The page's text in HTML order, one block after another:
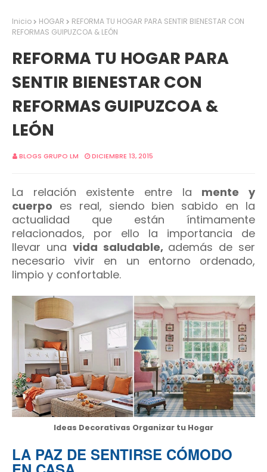
Inicio HOGAR
REFORMA TU HOGAR PARA SENTIR BIENESTAR CON
REFORMAS GUIPUZCOA & LEÓN
REFORMA TU HOGAR PARA
SENTIR BIENESTAR CON
REFORMAS GUIPUZCOA &
LEÓN
BLOGS GRUPO LM DICIEMBRE 13, 2015
La relación existente entre la mente y
cuerpo es real, siendo bien sabido en la
actualidad que están íntimamente
relacionados, por ello la importancia de
llevar una vida saludable, además de ser
necesario vivir en un entorno ordenado,
limpio y confortable.
Ideas Decorativas Organizar tu Hogar
LA PAZ DE SENTIRSE CÓMODO